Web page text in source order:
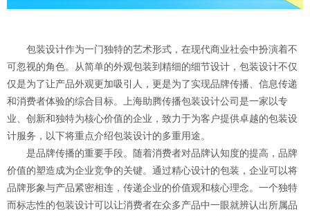
包装设计作为一门独特的艺术形式，在现代商业社会中扮演着不
可忽视的角色。从简单的外观包装到精细的细节设计，包装设计不仅
仅是为了让产品外观更加吸引人，更是为了实现品牌传播、信息传递
和消费者体验的综合目标。上海助腾传播包装设计公司是一家以专
业、创新和独特为核心价值的企业，致力于为客户提供卓越的包装设
计服务，以下将重点介绍包装设计的多重用途。
是品牌传播的重要手段。随着消费者对品牌认知度的提高，品牌
价值的塑造成为企业竞争的关键。通过精心设计的包装，企业可以将
品牌形象与产品紧密相连，传递企业的价值观和核心理念。一个独特
而标志性的包装设计可以让消费者在众多产品中一眼就辨认出所属品